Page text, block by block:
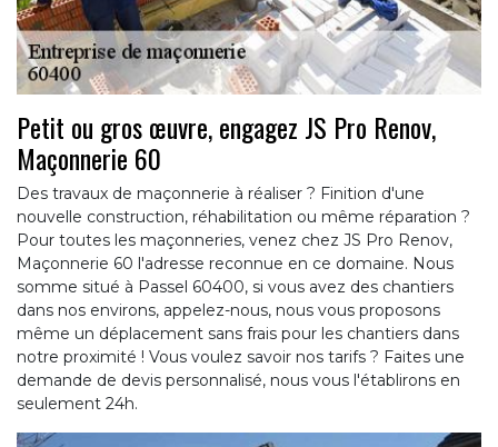
Petit ou gros œuvre, engagez JS Pro Renov,
Maçonnerie 60
Des travaux de maçonnerie à réaliser ? Finition d'une
nouvelle construction, réhabilitation ou même réparation ?
Pour toutes les maçonneries, venez chez JS Pro Renov,
Maçonnerie 60 l'adresse reconnue en ce domaine. Nous
somme situé à Passel 60400, si vous avez des chantiers
dans nos environs, appelez-nous, nous vous proposons
même un déplacement sans frais pour les chantiers dans
notre proximité ! Vous voulez savoir nos tarifs ? Faites une
demande de devis personnalisé, nous vous l'établirons en
seulement 24h.